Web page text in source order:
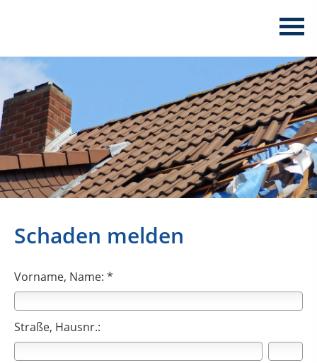
Schaden melden
Vorname, Name: *
Straße, Hausnr.: